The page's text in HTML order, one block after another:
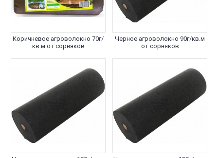
Коричневое агроволокно 70г/
кв.м от сорняков
Черное агроволокно 90г/кв.м
от сорняков